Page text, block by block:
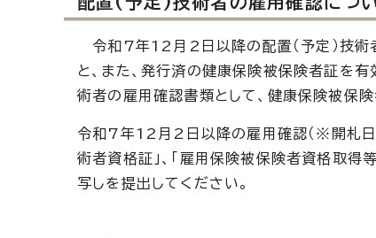
令和7年12月2日以降の配置（予定）技術
と、また、発行済の健康保険被保険者証を
術者の雇用確認書類として、健康保険被保険
令和7年12月2日以降の雇用確認（※開札日
術者資格証」、「雇用保険被保険者資格取得
写しを提出してください。